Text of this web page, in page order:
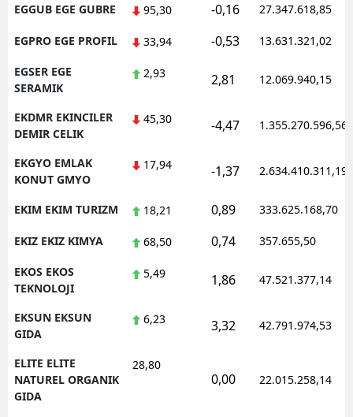
EGGUB EGE GUBRE 95,30 -0,16 27.347.618,85
EGPRO EGE PROFIL 33,94 -0,53 13.631.321,02
EGSER EGE
SERAMIK
2,93 2,81 12.069.940,15
EKDMR EKINCILER
DEMIR CELIK
45,30 -4,47 1.355.270.596,56
EKGYO EMLAK
KONUT GMYO
17,94 -1,37 2.634.410.311,19
EKIM EKIM TURIZM 18,21 0,89 333.625.168,70
EKIZ EKIZ KIMYA 68,50 0,74 357.655,50
EKOS EKOS
TEKNOLOJI
5,49 1,86 47.521.377,14
EKSUN EKSUN
GIDA
6,23 3,32 42.791.974,53
ELITE ELITE
NATUREL ORGANIK
GIDA
28,80
0,00 22.015.258,14